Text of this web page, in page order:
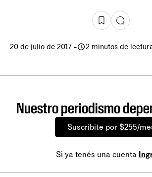
20 de julio de 2017 - 2 minutos de
Nuestro periodismo
Suscribite por $255/
Si ya tenés una cuenta